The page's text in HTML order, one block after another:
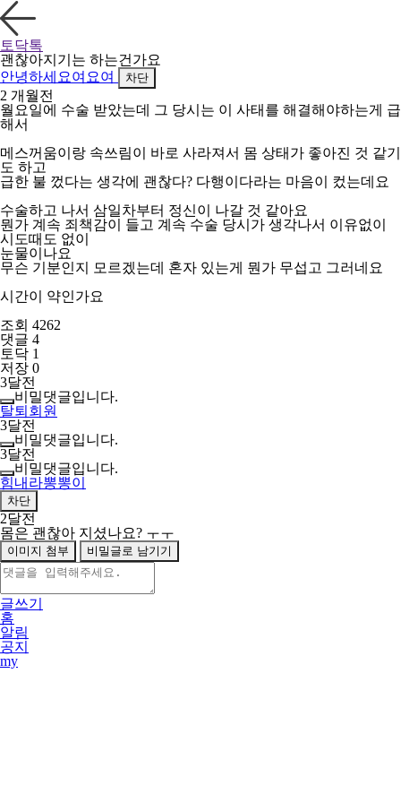
토닥톡
괜찮아지기는 하는건가요
안녕하세요여요여
차단
2 개월전
월요일에 수술 받았는데 그 당시는 이 사태를 해결해야하는게 급
해서
메스꺼움이랑 속쓰림이 바로 사라져서 몸 상태가 좋아진 것 같기
도 하고
급한 불 껐다는 생각에 괜찮다? 다행이다라는 마음이 컸는데요
수술하고 나서 삼일차부터 정신이 나갈 것 같아요
뭔가 계속 죄책감이 들고 계속 수술 당시가 생각나서 이유없이
시도때도 없이
눈물이나요
무슨 기분인지 모르겠는데 혼자 있는게 뭔가 무섭고 그러네요
시간이 약인가요
조회 4262
댓글 4
토닥 1
저장 0
3달전
비밀댓글입니다.
탈퇴회원
3달전
비밀댓글입니다.
3달전
비밀댓글입니다.
힘내라뽕뽕이
차단
2달전
몸은 괜찮아 지셨나요? ㅜㅜ
이미지 첨부 비밀글로 남기기
글쓰기
홈
알림
공지
my